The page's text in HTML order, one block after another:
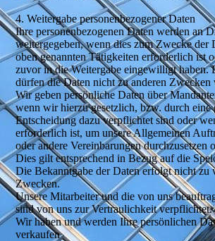
4. Weitergabe personenbezogener Daten
Ihre personenbezogenen Daten werden an
weitergegeben, wenn dies zum Zwecke der
oben genannten Tätigkeiten erforderlich ist
zuvor in die Weitergabe eingewilligt haben.
dürfen die Daten nicht zu anderen Zwecken
Wir geben persönliche Daten über
wenn wir hierzu gesetzlich, bzw. durch eine
Entscheidung dazu verpflichtet sind oder
erforderlich ist, um unsere Allgemeinen
oder andere Vereinbarungen durchzusetzen
Dies gilt entsprechend in Bezug auf die
Die Bekanntgabe der Daten erfolgt nicht zu
Zwecken.
Unsere Mitarbeiter und die von uns
sind von uns zur Vertraulichkeit verpflichtet.
Wir haben und werden Ihre persönlichen
verkaufen